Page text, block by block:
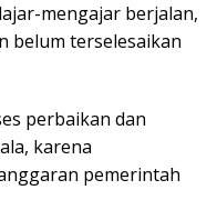
mengajar berjalan,
belum terselesaikan
perbaikan dan
karena
pemerintah